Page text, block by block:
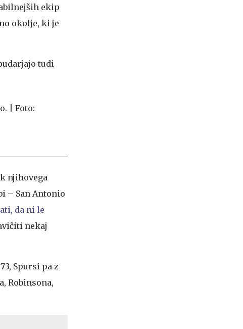
ekip
okolje, ki je
tudi
njihovega
– San Antonio
da ni le
nekaj
Spursi pa z
Robinsona,